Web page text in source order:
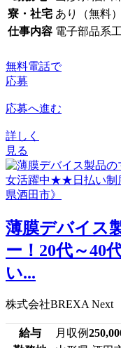
寮・社宅 あり（無料）
仕事内容 電子部品系
無料電話で
応募
応募へ進む
詳しく
見る
薄膜デバイス
ー！20代～
い...
株式会社BREXA Next
給与 月収例